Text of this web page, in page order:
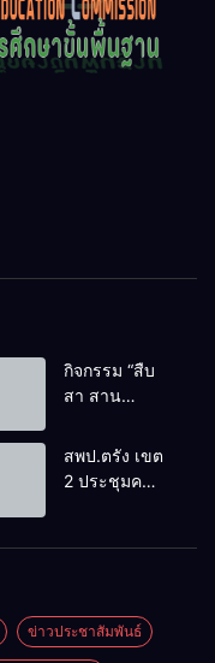
กิจกรรม “สืบ
สา สาน
ล้านนาวิถี สู่
โลกแห่งการ
เรียนรู้”
สันพระเนตร
สพป.ตรัง เขต
2 ประชุมคณะ
2569
ข่าวประชาสัมพันธ์